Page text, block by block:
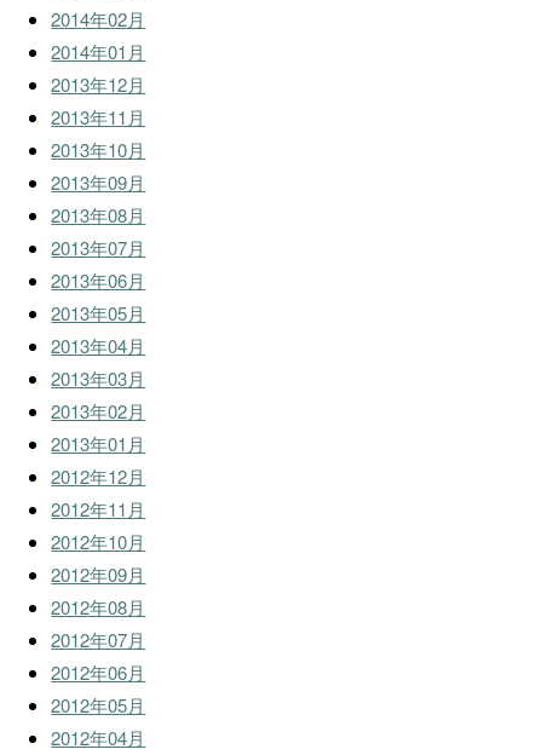
2014年02月
2014年01月
2013年12月
2013年11月
2013年10月
2013年09月
2013年08月
2013年07月
2013年06月
2013年05月
2013年04月
2013年03月
2013年02月
2013年01月
2012年12月
2012年11月
2012年10月
2012年09月
2012年08月
2012年07月
2012年06月
2012年05月
2012年04月